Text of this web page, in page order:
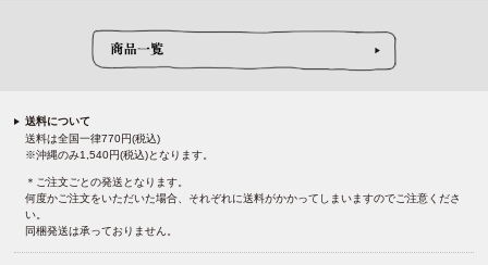
送料について
送料は全国一律770円(税込)
※沖縄のみ1,540円(税込)となります。
＊ご注文ごとの発送となります。
何度かご注文をいただいた場合、それぞれに送料がかかってしまいますのでご注意くださ
い。
同梱発送は承っておりません。